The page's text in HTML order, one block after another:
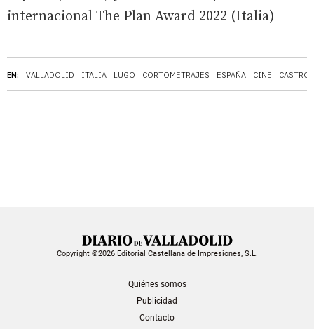
EN: VALLADOLID ITALIA LUGO CORTOMETRAJES ESPAÑA CINE
internacional The Plan Award 2022 (Italia)
Copyright ©2026 Editorial Castellana de Impresiones, S.L.
Quiénes somos
Publicidad
Contacto